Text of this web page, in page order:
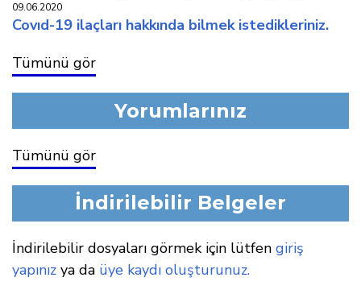
09.06.2020
covid-19 i̇laçlari hakkinda bi̇lmek i̇stedi̇kleri̇ni̇z.
Tümünü gör
Yorumlarınız
Tümünü gör
İndirilebilir Belgeler
İndirilebilir dosyaları görmek için lütfen giriş
yapınız ya da üye kaydı oluşturunuz.